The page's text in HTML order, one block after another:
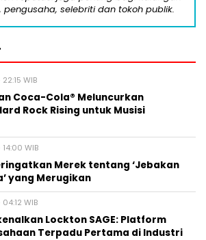
pengusaha, selebriti dan tokoh publik.
WIB
Coca-Cola® Meluncurkan
Rock Rising untuk Musisi
WIB
Merek tentang ‘Jebakan
yang Merugikan
WIB
Lockton SAGE: Platform
Terpadu Pertama di Industri